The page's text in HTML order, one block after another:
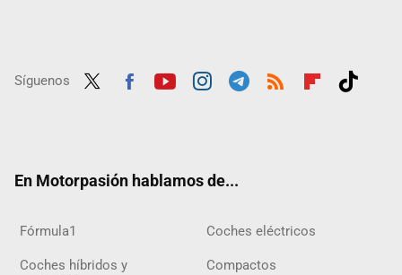
Síguenos
En Motorpasión hablamos de...
Fórmula1 Coches eléctricos
Coches híbridos y
Compactos